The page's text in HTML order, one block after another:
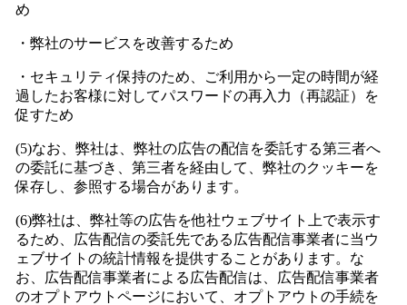
め
・弊社のサービスを改善するため
・セキュリティ保持のため、ご利用から一定の時間が経
過したお客様に対してパスワードの再入力（再認証）を
促すため
(5)なお、弊社は、弊社の広告の配信を委託する第三者へ
の委託に基づき、第三者を経由して、弊社のクッキーを
保存し、参照する場合があります。
(6)弊社は、弊社等の広告を他社ウェブサイト上で表示す
るため、広告配信の委託先である広告配信事業者に当ウ
ェブサイトの統計情報を提供することがあります。な
お、広告配信事業者による広告配信は、広告配信事業者
のオプトアウトページにおいて、オプトアウトの手続を